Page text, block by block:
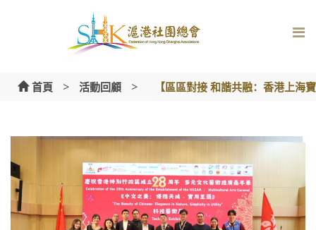
首頁 > 活動回顧 > 【區區對接 和諧共融：香港上海